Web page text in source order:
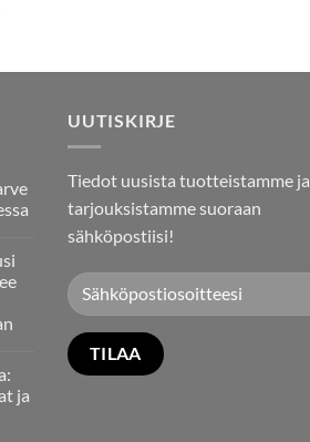
ja
UUTISKIRJE
Tiedot uusista tuotteistamme ja
tarjouksistamme suoraan
sähköpostiisi!